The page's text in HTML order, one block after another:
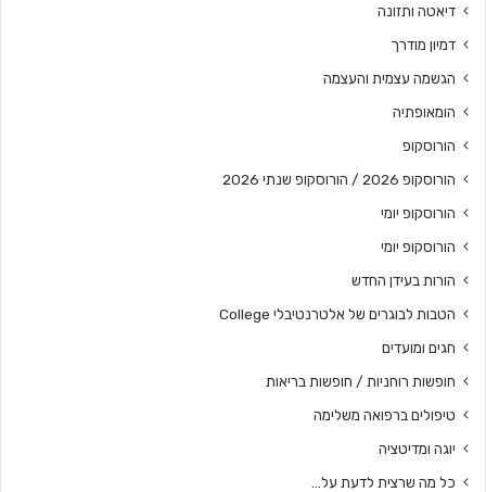
דיאטה ותזונה
דמיון מודרך
הגשמה עצמית והעצמה
הומאופתיה
הורוסקופ
הורוסקופ 2026 / הורוסקופ שנתי 2026
הורוסקופ יומי
הורוסקופ יומי
הורות בעידן החדש
הטבות לבוגרים של אלטרנטיבלי College
חגים ומועדים
חופשות רוחניות / חופשות בריאות
טיפולים ברפואה משלימה
יוגה ומדיטציה
כל מה שרצית לדעת על…